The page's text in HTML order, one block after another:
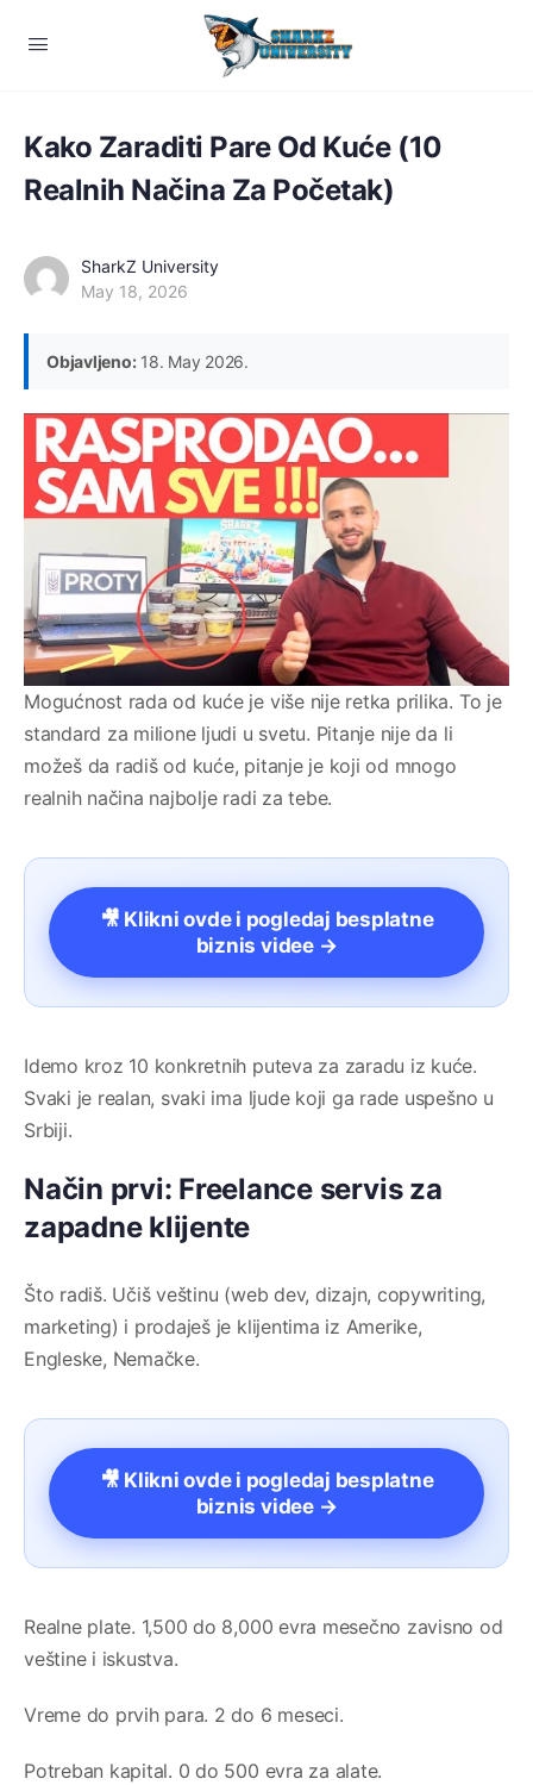
Kako Zaraditi Pare Od Kuće (10
Realnih Načina Za Početak)
SharkZ University
May 18, 2026
Objavljeno:18. May 2026.
Mogućnost rada od kuće je više nije retka prilika. To je
standard za milione ljudi u svetu. Pitanje nije da li
možeš da radiš od kuće, pitanje je koji od mnogo
realnih načina najbolje radi za tebe.
🎥 Klikni ovde i pogledaj besplatne
biznis videe →
Idemo kroz 10 konkretnih puteva za zaradu iz kuće.
Svaki je realan, svaki ima ljude koji ga rade uspešno u
Srbiji.
Način prvi: Freelance servis za
zapadne klijente
Što radiš. Učiš veštinu (web dev, dizajn, copywriting,
marketing) i prodaješ je klijentima iz Amerike,
Engleske, Nemačke.
🎥 Klikni ovde i pogledaj besplatne
biznis videe →
Realne plate. 1,500 do 8,000 evra mesečno zavisno od
veštine i iskustva.
Vreme do prvih para. 2 do 6 meseci.
Potreban kapital. 0 do 500 evra za alate.